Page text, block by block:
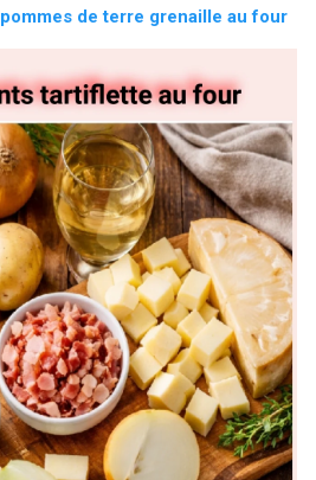
pommes de terre grenaille au four